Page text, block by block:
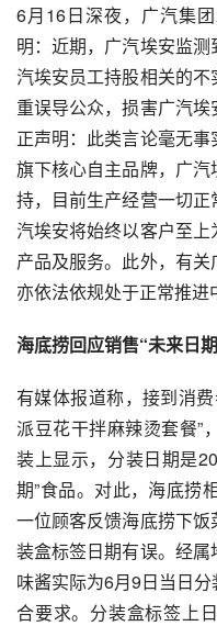
6月16日深夜，广汽集
明：近期，广汽埃安监
汽埃安员工持股相关的
重误导公众，损害广汽
正声明：此类言论毫无
旗下核心自主品牌，广
持，目前生产经营一切
汽埃安将始终以客户至
产品及服务。此外，有
亦依法依规处于正常推进
海底捞回应销售“未来日
有媒体报道称，接到消
派豆花干拌麻辣烫套餐”
装上显示，分装日期是
期”食品。对此，海底捞
一位顾客反馈海底捞下
装盒标签日期有误。经
味酱实际为6月9日当日
合要求。分装盒标签上